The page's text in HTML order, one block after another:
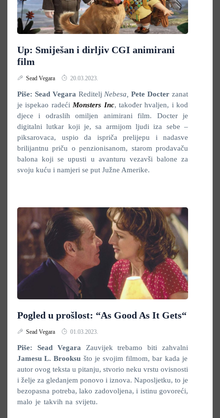
Up: Smiješan i dirljiv CGI animirani
film
Sead Vegara 20.03.2023.
Piše: Sead Vegara Reditelj Nebesa,Pete Docter zanat
je ispekao radeći Monsters Inc, također hvaljen, i kod
djece i odraslih omiljen animirani film. Docter je
digitalni lutkar koji je, sa armijom ljudi iza sebe –
piksarovaca, uspio da ispriča prelijepu i nadasve
brilijantnu priču o penzionisanom, starom prodavaču
balona koji se upusti u avanturu vezavši balone za
svoju kuću i namjeri se put Južne Amerike.
Pogled u prošlost: “As Good As It Gets“
Sead Vegara 01.03.2023.
Piše: Sead Vegara Zauvijek trebamo biti zahvalni
Jamesu L. Brooksu što je svojim filmom, bar kada je
autor ovog teksta u pitanju, stvorio neku vrstu ovisnosti
i želje za gledanjem ponovo i iznova. Naposljetku, to je
bezopasna potreba, lako zadovoljena, i istinu govoreći,
malo je takvih na svijetu.